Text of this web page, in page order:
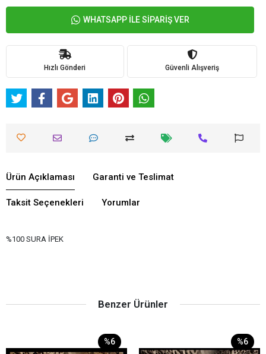
WHATSAPP İLE SİPARİŞ VER
Hızlı Gönderi Güvenli Alışveriş
Ürün Açıklaması Garanti ve Teslimat
Taksit Seçenekleri Yorumlar
%100 SURA İPEK
Benzer Ürünler
%6 %6